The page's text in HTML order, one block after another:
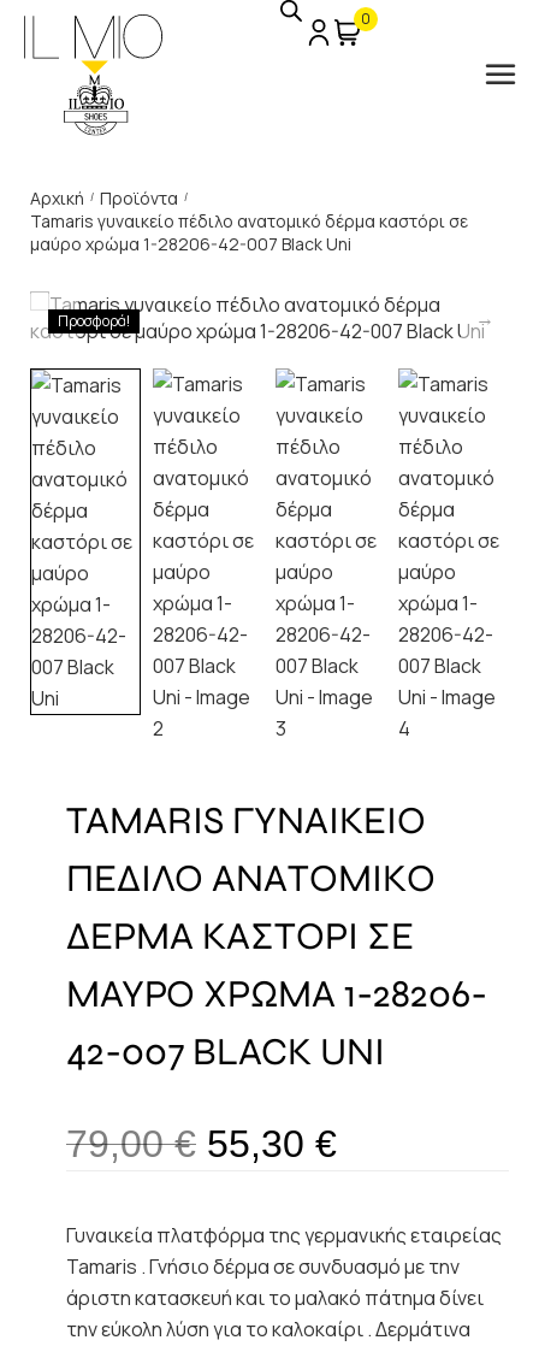
0
Αρχική / Προϊόντα /
Tamaris γυναικείο πέδιλο ανατομικό δέρμα καστόρι σε
μαύρο χρώμα 1-28206-42-007 Black Uni
Προσφορά!
TAMARIS ΓΥΝΑΙΚΕΙΟ
ΠΕΔΙΛΟ ΑΝΑΤΟΜΙΚΟ
ΔΕΡΜΑ ΚΑΣΤΟΡΙ ΣΕ
ΜΑΥΡΟ ΧΡΩΜΑ 1-28206-
42-007 BLACK UNI
79,00€ 55,30 €
Γυναικεία πλατφόρμα της γερμανικής εταιρείας
Tamaris . Γνήσιο δέρμα σε συνδυασμό με την
άριστη κατασκευή και το μαλακό πάτημα δίνει
την εύκολη λύση για το καλοκαίρι . Δερμάτινα